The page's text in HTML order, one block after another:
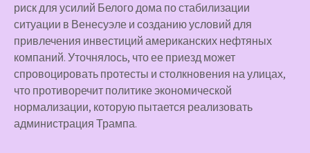
риск для усилий Белого дома по стабилизации
ситуации в Венесуэле и созданию условий для
привлечения инвестиций американских нефтяных
компаний. Уточнялось, что ее приезд может
спровоцировать протесты и столкновения на улицах,
что противоречит политике экономической
нормализации, которую пытается реализовать
администрация Трампа.